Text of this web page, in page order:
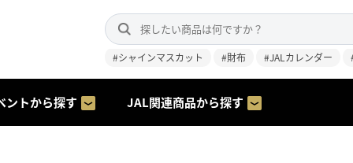
#シャインマスカット #財布 #JALカレンダー
ントから探す JAL関連商品から探す